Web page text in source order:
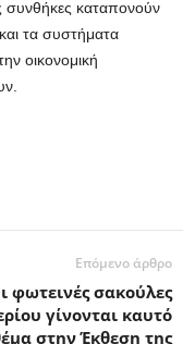
συνθήκες καταπονούν
τα συστήματα
οικονομική
Επόμενο άρθρο
φωτεινές σακούλες
γίνονται καυτό
στην Έκθεση της